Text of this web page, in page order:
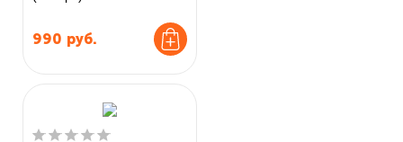
990 руб.